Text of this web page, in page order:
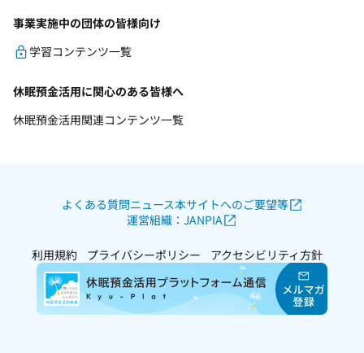
事業実施中の団体の皆様向け
学習コンテンツ一覧
休眠預金活用に関心のある皆様へ
休眠預金活用関連コンテンツ一覧
よくある質問ニュース本サイトへのご要望等
運営組織：JANPIA
利用規約 プライバシーポリシー アクセシビリティ方針